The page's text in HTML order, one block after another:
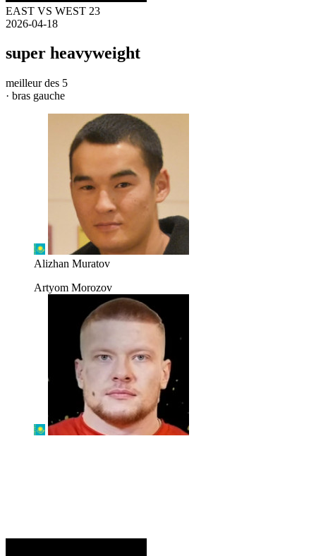
EAST VS WEST 23
2026-04-18
super heavyweight
meilleur des 5
· bras gauche
Alizhan Muratov
Artyom Morozov